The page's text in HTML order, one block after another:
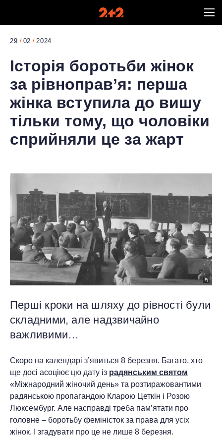
29 02 2024
Історія боротьби жінок
за рівноправ’я: перша
жінка вступила до вишу
тільки тому, що чоловіки
сприйняли це за жарт
Перші кроки на шляху до рівності були
складними, але надзвичайно
важливими…
Скоро на календарі з’явиться 8 березня. Багато, хто
ще досі асоціює цю дату із радянським святом
«Міжнародний жіночий день» та розтиражовантими
радянською пропагандою Кларою Цеткін і Розою
Люксембург. Але насправді треба пам’ятати про
головне – боротьбу феміністок за права для усіх
жінок. І згадувати про це не лише 8 березня.